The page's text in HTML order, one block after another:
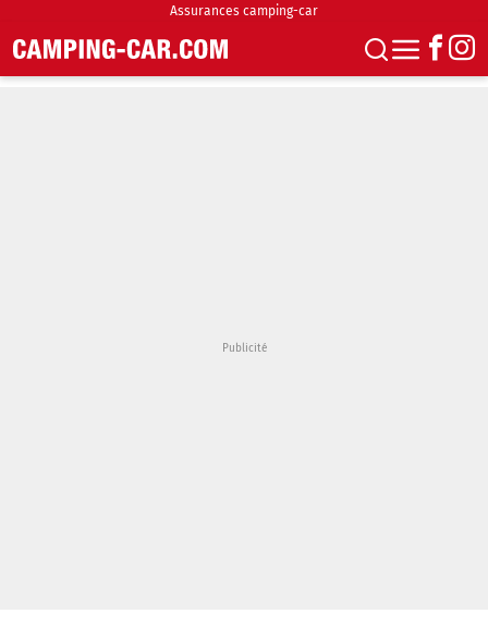
Assurances camping-car